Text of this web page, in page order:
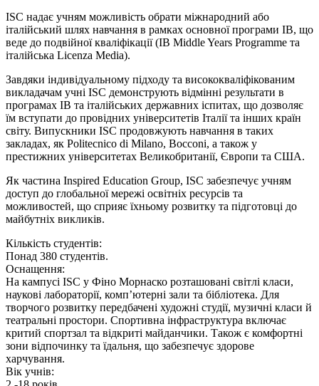
ISC надає учням можливість обрати міжнародний або
італійський шлях навчання в рамках основної програми IB, що
веде до подвійної кваліфікації (IB Middle Years Programme та
італійська Licenza Media).
Завдяки індивідуальному підходу та висококваліфікованим
викладачам учні ISC демонструють відмінні результати в
програмах IB та італійських державних іспитах, що дозволяє
їм вступати до провідних університетів Італії та інших країн
світу. Випускники ISC продовжують навчання в таких
закладах, як Politecnico di Milano, Bocconi, а також у
престижних університетах Великобританії, Європи та США.
Як частина Inspired Education Group, ISC забезпечує учням
доступ до глобальної мережі освітніх ресурсів та
можливостей, що сприяє їхньому розвитку та підготовці до
майбутніх викликів.
Кількість студентів:
Понад 380 студентів.
Оснащення:
На кампусі ISC у Фіно Морнаско розташовані світлі класи,
наукові лабораторії, комп’ютерні зали та бібліотека. Для
творчого розвитку передбачені художні студії, музичні класи й
театральні простори. Спортивна інфраструктура включає
критий спортзал та відкриті майданчики. Також є комфортні
зони відпочинку та їдальня, що забезпечує здорове
харчування.
Вік учнів: